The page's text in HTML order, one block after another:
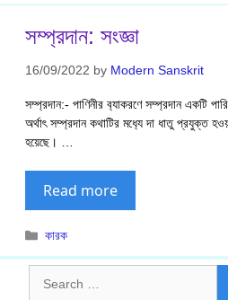
সম্প্রদান: সংজ্ঞা
16/09/2022 by Modern Sanskrit
সম্প্রদান:- পাণিনীর ব‍্যাকরণে সম্প্রদান একটি
অর্থাৎ সম্প্রদান কথাটির মধ‍্যে দা ধাতু প্রযুক্ত
হয়েছে। …
Read more
Categories
কারক
for: